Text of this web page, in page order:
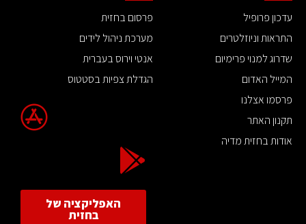
עדכון פרופיל
התראות וניוזלטרים
שדרוג למנוי פרימיום
המייל האדום
פרסמו אצלנו
תקנון האתר
אודות בחזית מדיה
פרסום בחזית
מערכת ניהול לידים
אנטי וירוס בעברית
הגדלת צפיות בסטטוס
האפליקציה של
בחזית